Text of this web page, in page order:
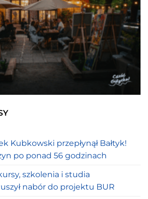
Kubkowski przepłynął Bałtyk!
po ponad 56 godzinach
szkolenia i studia
nabór do projektu BUR